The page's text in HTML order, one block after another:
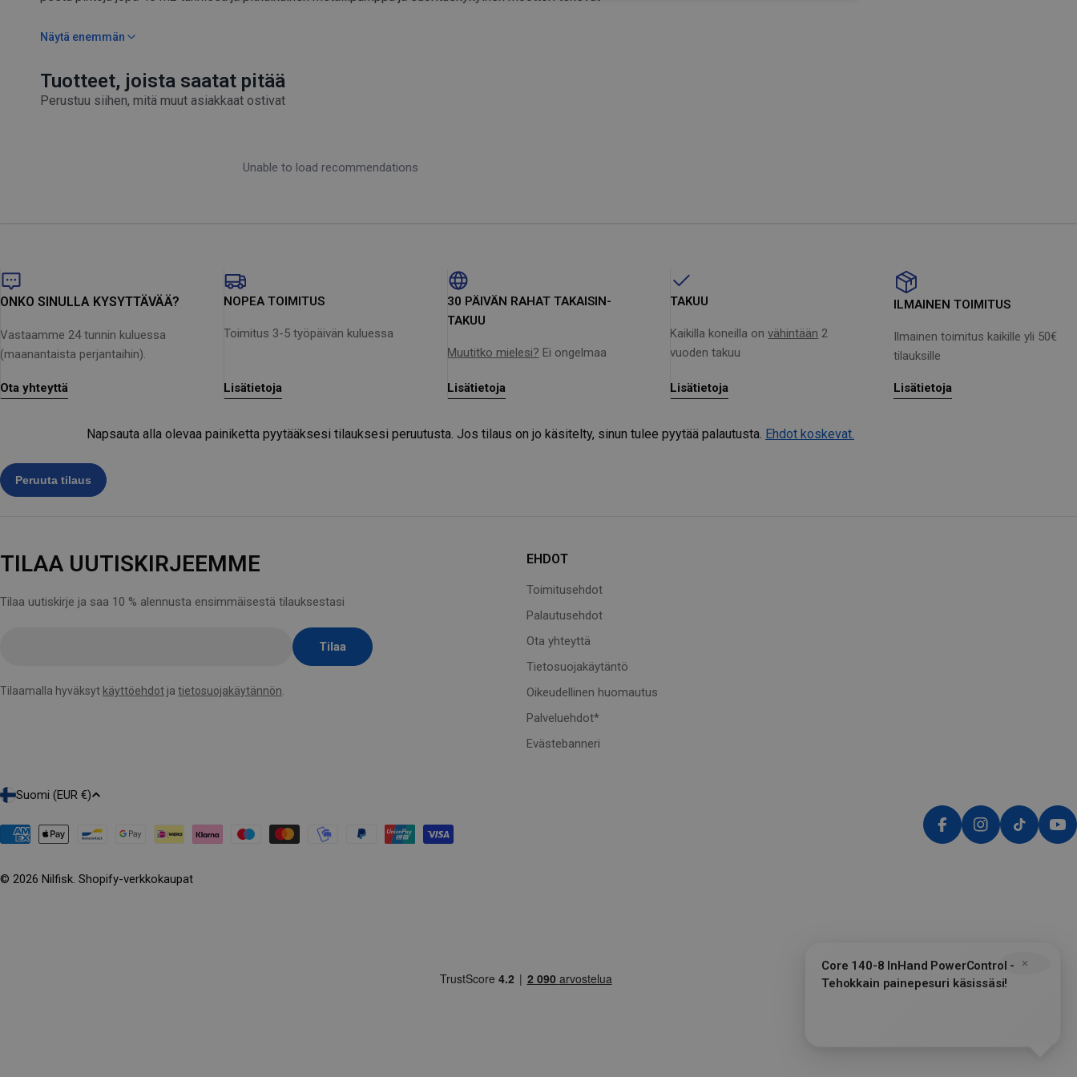
käyttämisen helposti ja nopeasti.
Itseimevä metallipumppu – Sen ansiosta painepesuri sietää paremmin lämpötilanvaihteluita ja kulutusta,
sekä mahdollistaa esim. sadeveden käyttön pesutöissä
Puhdistusnopeusindeksi: 40
Kuljetusvaunun ansiosta helppo liikutella
Näytä enemmän
Tuotteet, joista saatat pitää
Perustuu siihen, mitä muut asiakkaat ostivat
Unable to load recommendations
ONKO SINULLA KYSYTTÄVÄÄ?
Vastaamme 24 tunnin kuluessa
(maanantaista perjantaihin).
Ota yhteyttä
NOPEA TOIMITUS
Toimitus 3-5 työpäivän kuluessa
Lisätietoja
30 PÄIVÄN RAHAT TAKAISIN-
TAKUU
Muutitko mielesi? Ei ongelmaa
Lisätietoja
TAKUU
Kaikilla koneilla onvähintään 2
vuoden takuu
Lisätietoja
ILMAINEN TOIMITUS
Ilmainen toimitus kaikille yli 50€
tilauksille
Lisätietoja
Napsauta alla olevaa painiketta pyytääksesi tilauksesi peruutusta. Jos tilaus on jo käsitelty, sinun tulee pyytää palautusta. Ehdot koskevat.
TILAA UUTISKIRJEEMME
Tilaa uutiskirje ja saa 10 % alennusta ensimmäisestä tilauksestasi
Tilaa
Tilaamalla hyväksyt käyttöehdot ja tietosuojakäytännön
EHDOT
Toimitusehdot
Palautusehdot
Ota yhteyttä
Tietosuojakäytäntö
Oikeudellinen huomautus
Palveluehdot*
Evästebanneri
M
A
A
Suomi (EUR €)
FacebookInstagram
Tiktok
© 2026 Nilfisk. Shopify-verkkokaupat
×
Core 140-8 InHand PowerControl -
Tehokkain painepesuri käsissäsi!